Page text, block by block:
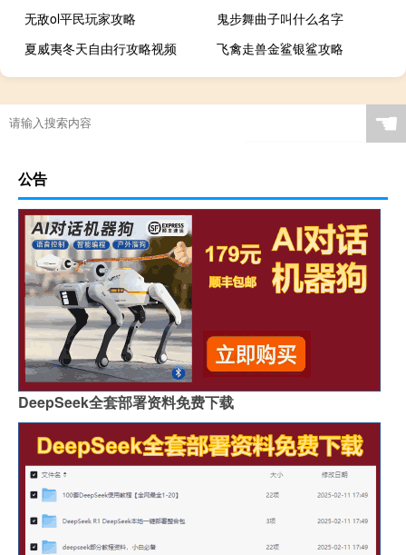
无敌ol平民玩家攻略
鬼步舞曲子叫什么名字
夏威夷冬天自由行攻略视频
飞禽走兽金鲨银鲨攻略
☚
公告
DeepSeek全套部署资料免费下载